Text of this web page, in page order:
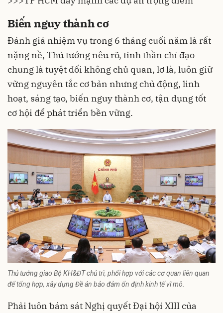
Biến nguy thành cơ
Đánh giá nhiệm vụ trong 6 tháng cuối năm là rất
nặng nề, Thủ tướng nêu rõ, tinh thần chỉ đạo
chung là tuyệt đối không chủ quan, lơ là, luôn giữ
vững nguyên tắc cơ bản nhưng chủ động, linh
hoạt, sáng tạo, biến nguy thành cơ, tận dụng tốt
cơ hội để phát triển bền vững.
Thủ tướng giao Bộ KH&ĐT chủ trì, phối hợp với các cơ quan liên quan
để tổng hợp, xây dựng Đề án bảo đảm ổn định kinh tế vĩ mô.
Phải luôn bám sát Nghị quyết Đại hội XIII của